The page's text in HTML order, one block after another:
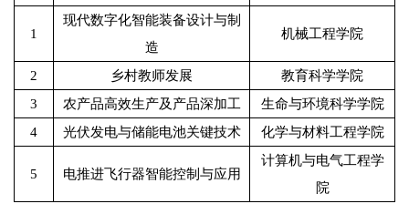
1
现代数字化智能装备设计与制
造
机械工程学院
2 乡村教师发展
教育科学学院
3
农产品高效生产及产品深加工
生命与环境科学学院
4
光伏发电与储能电池关键技术 化学与材料工程学院
5 电推进飞行器智能控制与应用
计算机与电气工程学
院